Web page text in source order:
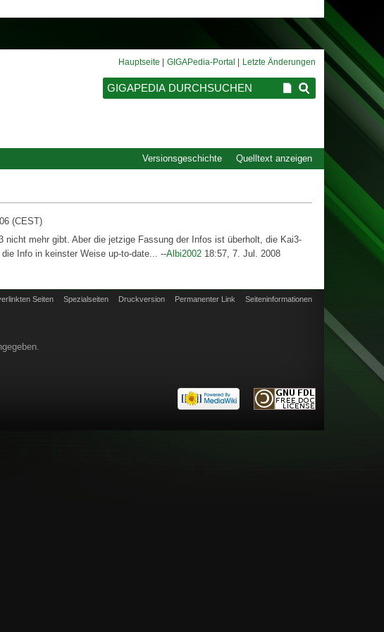
(CEST)
mehr gibt. Aber die jetzige Fassung der Infos ist überholt, die Kai3-
Info in keinster Weise up-to-date... --Albi2002 18:57, 7. Jul. 2008
Quelltext anzeigen
Versionsgeschichte
Hauptseite GIGAPedia-Portal Letzte Änderungen
Seiten Spezialseiten Druckversion Permanenter Link Seiten­informationen